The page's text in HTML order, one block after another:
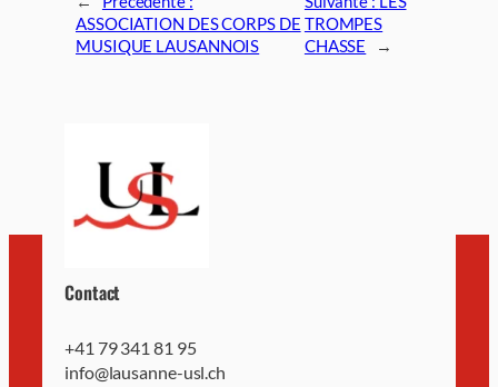
ASSOCIATION DES CORPS DE
MUSIQUE LAUSANNOIS
TROMPES
CHASSE
→
Contact
+41 79 341 81 95
info@lausanne-usl.ch